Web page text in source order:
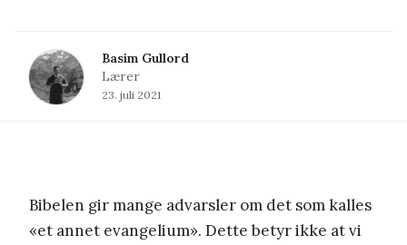
Basim Gullord
Lærer
23. juli 2021
Bibelen gir mange advarsler om det som kalles
«et annet evangelium». Dette betyr ikke at vi